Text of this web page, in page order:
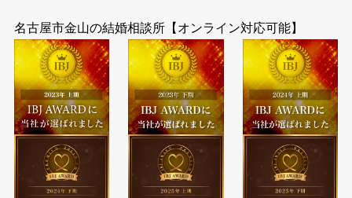
名古屋市金山の結婚相談所【オンライン対応可能】